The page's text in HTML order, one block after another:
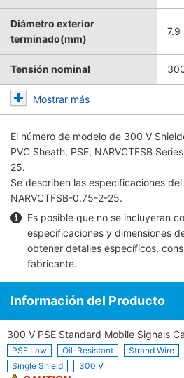
Diámetro exterior
terminado(mm)
7.9
Tensión nominal
Mostrar más
El número de modelo de 300 V
PVC Sheath, PSE, NARVCTFSB Series
25.
Se describen las especificaciones
NARVCTFSB-0.75-2-25.
Es posible que no se incluyeran
especificaciones y dimensiones
obtener detalles específicos,
fabricante.
Información del Producto
300 V PSE Standard Mobile Signals
PSE Law Oil-Resistant Strand Wire
Single Shield
300 V